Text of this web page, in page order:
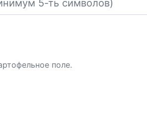
поле.